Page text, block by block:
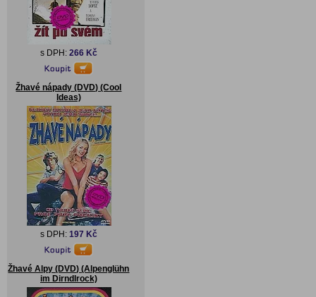
s DPH: 266 Kč
Žhavé nápady (DVD) (Cool
Ideas)
s DPH: 197 Kč
Žhavé Alpy (DVD) (Alpenglühn
im Dirndlrock)